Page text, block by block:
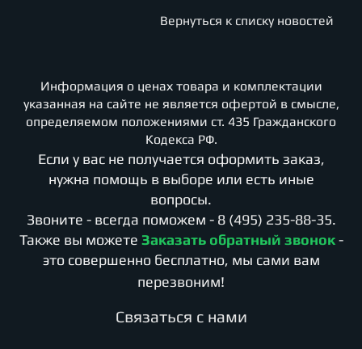
Вернуться к списку новостей
Информация о ценах товара и комплектации
указанная на сайте не является офертой в смысле,
определяемом положениями ст. 435 Гражданского
Кодекса РФ.
Если у вас не получается оформить заказ,
нужна помощь в выборе или есть иные
вопросы.
Звоните - всегда поможем - 8 (495) 235-88-35.
Также вы можете Заказать обратный звонок -
это совершенно бесплатно, мы сами вам
перезвоним!
Cвязаться с нами